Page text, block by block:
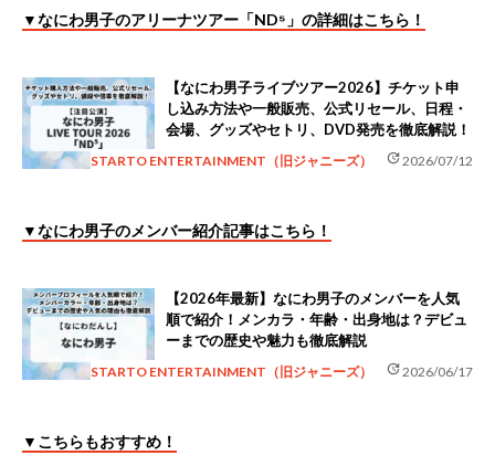
▼なにわ男子のアリーナツアー「ND⁵」の詳細はこちら！
【なにわ男子ライブツアー2026】チケット申
し込み方法や一般販売、公式リセール、日程・
会場、グッズやセトリ、DVD発売を徹底解説！
STARTO ENTERTAINMENT（旧ジャニーズ） update2026/07/12
▼なにわ男子のメンバー紹介記事はこちら！
【2026年最新】なにわ男子のメンバーを人気
順で紹介！メンカラ・年齢・出身地は？デビュ
ーまでの歴史や魅力も徹底解説
STARTO ENTERTAINMENT（旧ジャニーズ） update2026/06/17
▼こちらもおすすめ！